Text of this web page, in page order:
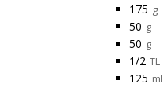
175 g
50 g
50 g
1/2 TL
125 ml